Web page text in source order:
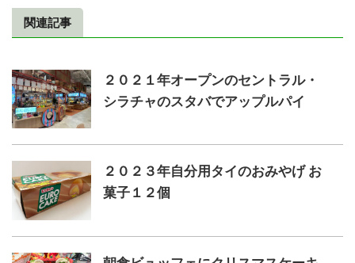
関連記事
２０２１年オープンのセントラル・
シラチャのスタバでアップルパイ
２０２３年自分用タイのおみやげ お
菓子１２個